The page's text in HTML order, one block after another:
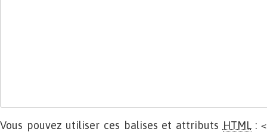
Vous pouvez utiliser ces balises et attributs HTML: